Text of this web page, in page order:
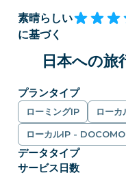
素晴らしい
に基づく
日本への
プランタイプ
ローミングIP ロー
ローカルIP - DOCOMO
データタイプ
サービス日数